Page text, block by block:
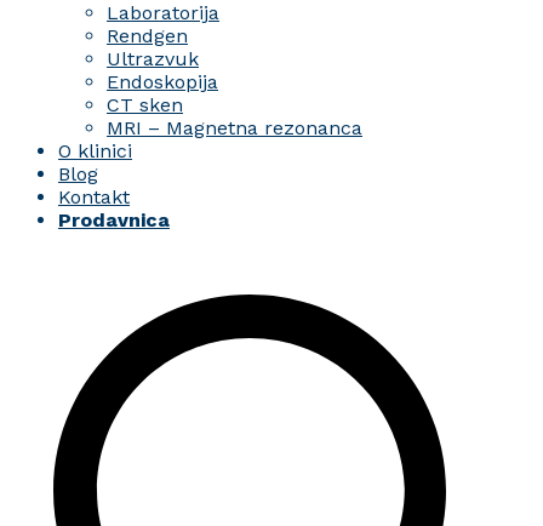
Laboratorija
Rendgen
Ultrazvuk
Endoskopija
CT sken
MRI – Magnetna rezonanca
O klinici
Blog
Kontakt
Prodavnica